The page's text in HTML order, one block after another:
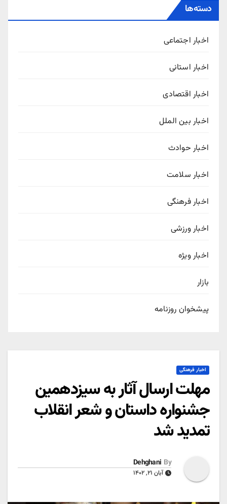
دسته‌ها
اخبار اجتماعی
اخبار استانی
اخبار اقتصادی
اخبار بین الملل
اخبار حوادث
اخبار سلامت
اخبار فرهنگی
اخبار ورزشی
اخبار ویژه
بازار
پیشخوان روزنامه
اخبار فرهنگی
مهلت ارسال آثار به سیزدهمین
جشنواره داستان و شعر انقلاب
تمدید شد
By
Dehghani
آبان ۲۱, ۱۴۰۲